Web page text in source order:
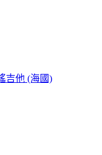
吉他 (海國)